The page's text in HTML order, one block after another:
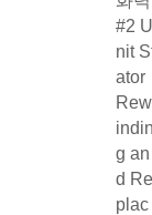
#2 U
nit
ator
Rew
indin
g an
d Re
plac